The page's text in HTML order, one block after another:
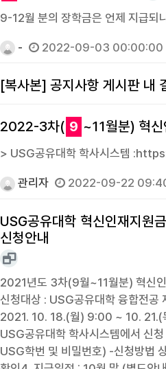
9-12월 분의 장학금은 언제 지급되
- 2022-09-03 00:00:00
[복사본] 공지사항 게시판 내
2022-3차( 9 ~11월분) 혁신
> USG공유대학 학사시스템
관리자 2022-09-22
USG공유대학 혁신인재지원
신청안내
2021년도 3차(9월~11월분) 혁신
신청대상 : USG공유대학 융합전공
2021. 10. 18.(월) 9:00 ~ 10. 21.(
USG공유대학 학사시스템에서
USG학번 및 비밀번호) -신청방법